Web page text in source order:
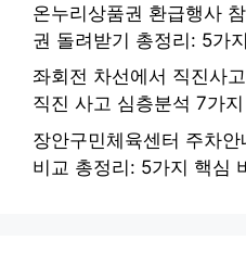
온누리상품권 환급행사
권 돌려받기 총정리: 5가
좌회전 차선에서 직진사
직진 사고 심층분석 7가
장안구민체육센터 주차
비교 총정리: 5가지 핵심